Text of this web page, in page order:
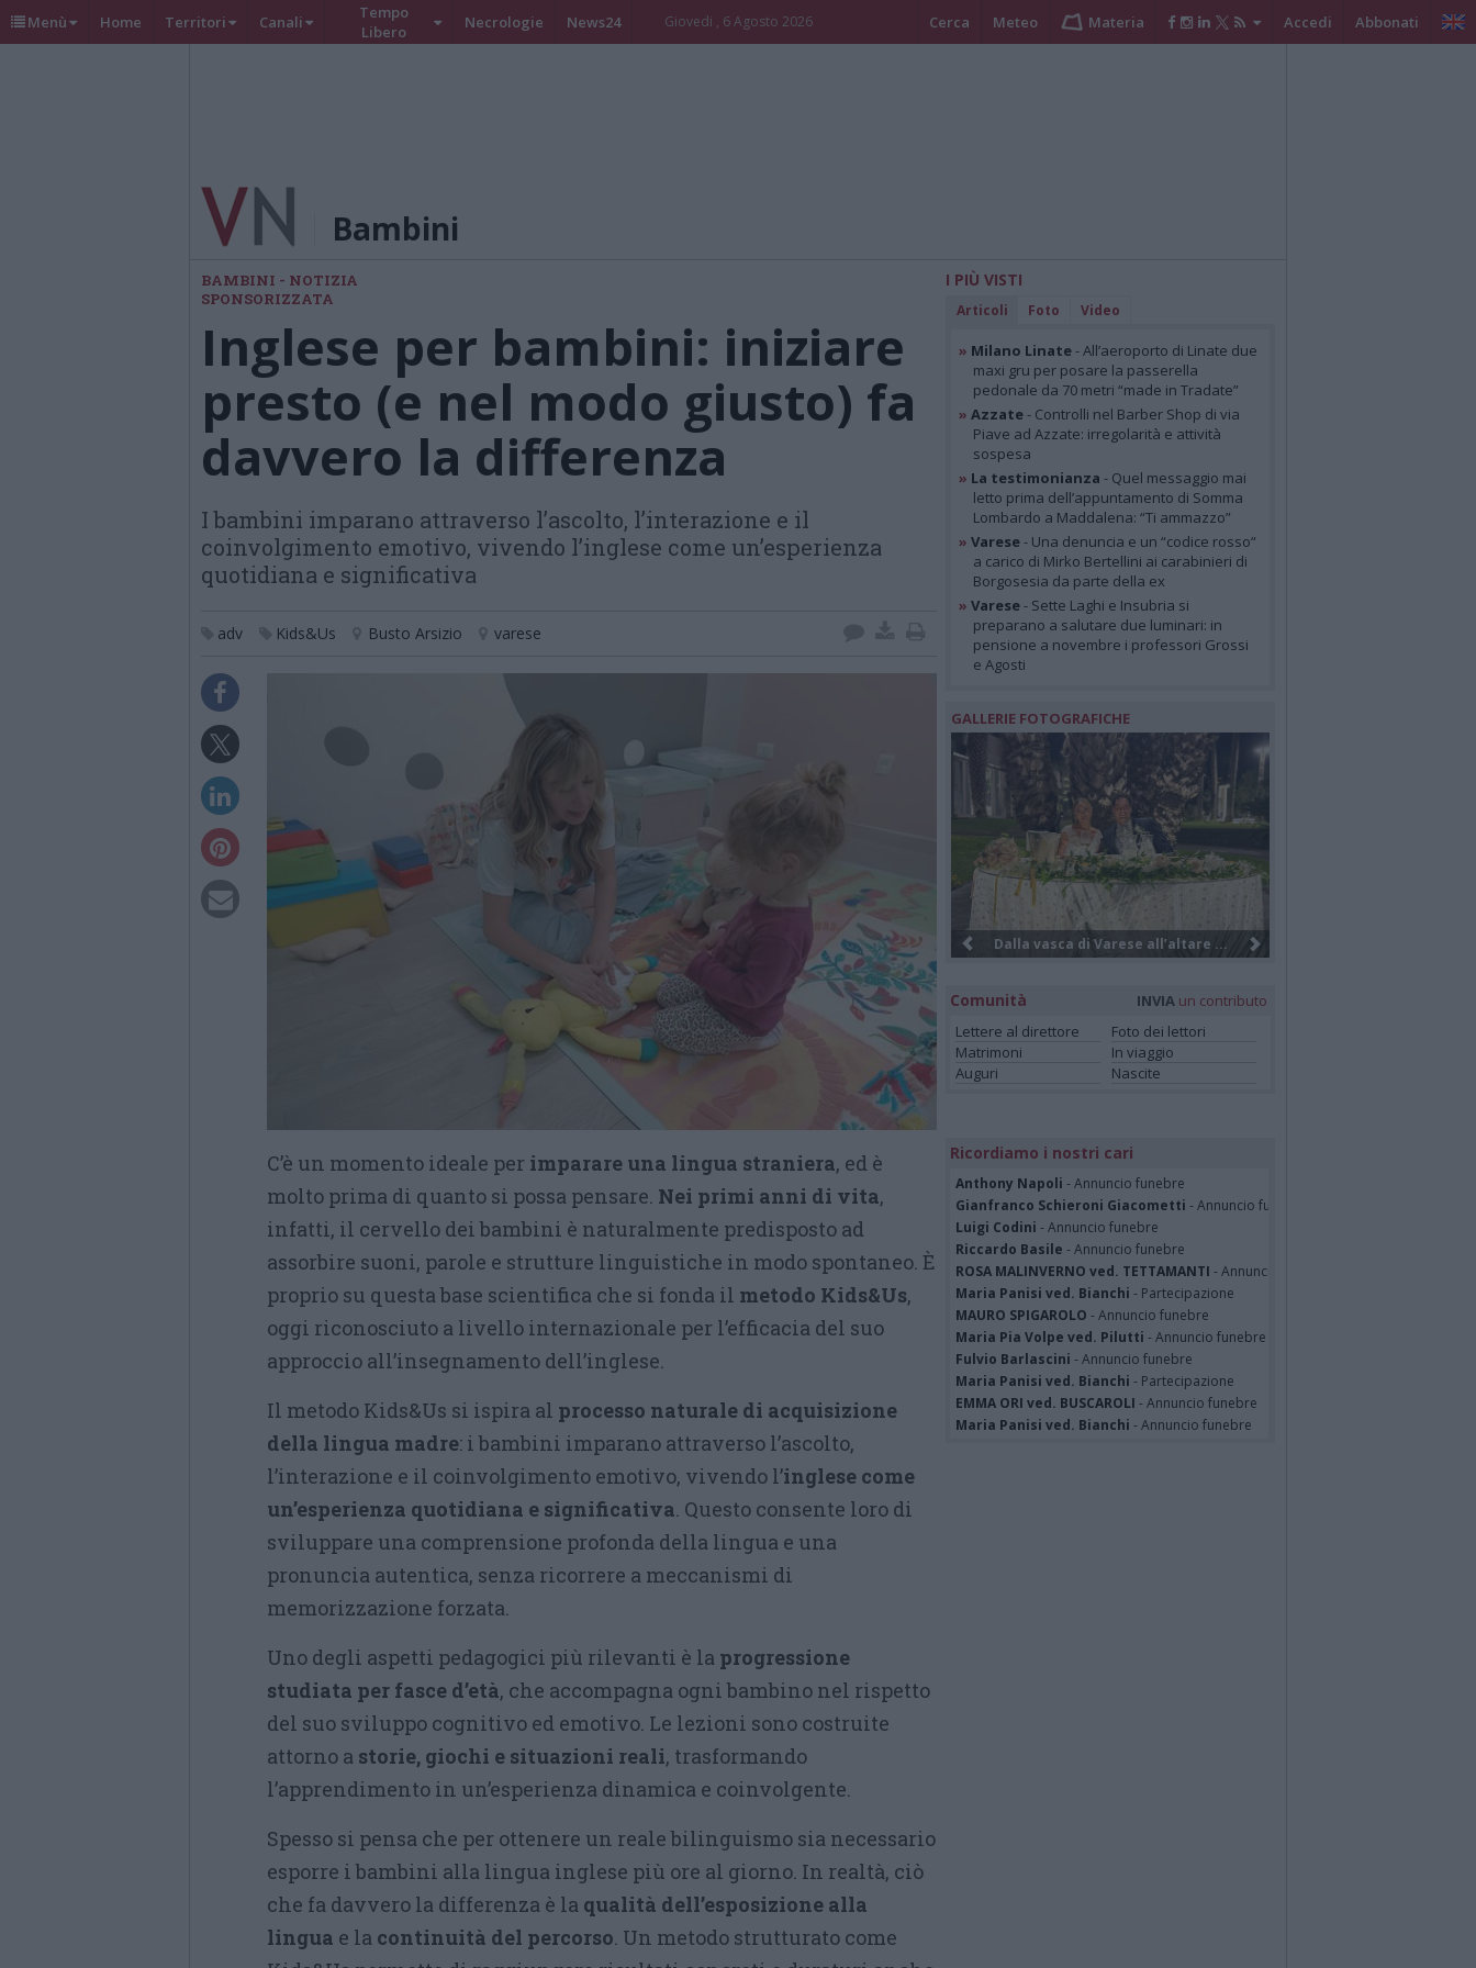
Menù Home Territori Canali
Tempo
Libero
Necrologie News24 Giovedi , 6 Agosto 2026 Cerca Meteo Materia Accedi Abbonati
Bambini
BAMBINI - NOTIZIA
SPONSORIZZATA
Inglese per bambini: iniziare
presto (e nel modo giusto) fa
davvero la differenza
I bambini imparano attraverso l’ascolto, l’interazione e il
coinvolgimento emotivo, vivendo l’inglese come un’esperienza
quotidiana e significativa
adv Kids&Us Busto Arsizio varese
C’è un momento ideale per imparare una lingua straniera, ed è
molto prima di quanto si possa pensare. Nei primi anni di vita,
infatti, il cervello dei bambini è naturalmente predisposto ad
assorbire suoni, parole e strutture linguistiche in modo spontaneo. È
proprio su questa base scientifica che si fonda il metodo Kids&Us,
oggi riconosciuto a livello internazionale per l’efficacia del suo
approccio all’insegnamento dell’inglese.
Il metodo Kids&Us si ispira al processo naturale di acquisizione
della lingua madre: i bambini imparano attraverso l’ascolto,
l’interazione e il coinvolgimento emotivo, vivendo l’inglese come
un’esperienza quotidiana e significativa. Questo consente loro di
sviluppare una comprensione profonda della lingua e una
pronuncia autentica, senza ricorrere a meccanismi di
memorizzazione forzata.
Uno degli aspetti pedagogici più rilevanti è la progressione
studiata per fasce d’età, che accompagna ogni bambino nel rispetto
del suo sviluppo cognitivo ed emotivo. Le lezioni sono costruite
attorno a storie, giochi e situazioni reali, trasformando
l’apprendimento in un’esperienza dinamica e coinvolgente.
Spesso si pensa che per ottenere un reale bilinguismo sia necessario
esporre i bambini alla lingua inglese più ore al giorno. In realtà, ciò
che fa davvero la differenza è la qualità dell’esposizione alla
lingua e la continuità del percorso. Un metodo strutturato come
I PIÙ VISTI
Articoli Foto Video
» Milano Linate- All’aeroporto di Linate due
maxi gru per posare la passerella
pedonale da 70 metri “made in Tradate”
» Azzate- Controlli nel Barber Shop di via
Piave ad Azzate: irregolarità e attività
sospesa
» La testimonianza - Quel messaggio mai
letto prima dell’appuntamento di Somma
Lombardo a Maddalena: “Ti ammazzo”
» Varese- Una denuncia e un “codice rosso“
a carico di Mirko Bertellini ai carabinieri di
Borgosesia da parte della ex
» Varese- Sette Laghi e Insubria si
preparano a salutare due luminari: in
pensione a novembre i professori Grossi
e Agosti
GALLERIE FOTOGRAFICHE
Il salvataggio notturno dei turisti...
Comunità INVIA un contributo
Lettere al direttore
Foto dei lettori
Matrimoni
In viaggio
Auguri
Nascite
Ricordiamo i nostri cari
Anthony Napoli - Annuncio funebre
Gianfranco Schieroni Giacometti - Annuncio funebre
Luigi Codini - Annuncio funebre
Riccardo Basile - Annuncio funebre
ROSA MALINVERNO ved. TETTAMANTI - Annuncio funebre
Maria Panisi ved. Bianchi - Partecipazione
MAURO SPIGAROLO - Annuncio funebre
Maria Pia Volpe ved. Pilutti - Annuncio funebre
Fulvio Barlascini - Annuncio funebre
Maria Panisi ved. Bianchi - Partecipazione
EMMA ORI ved. BUSCAROLI - Annuncio funebre
Maria Panisi ved. Bianchi - Annuncio funebre